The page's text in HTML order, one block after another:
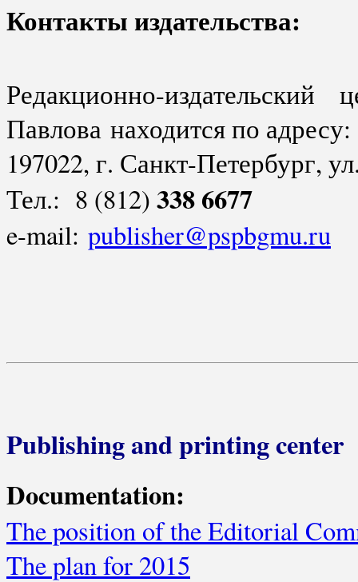
Контакты издательства:
Редакционно-издательский
Павлова находится по адресу:
197022, г. Санкт-Петербург,
Тел.: 8 (812) 338 6677
e-mail: publisher@pspbgmu.ru
Publishing and printing center
Documentation:
The position of the Editorial
The plan for 2015